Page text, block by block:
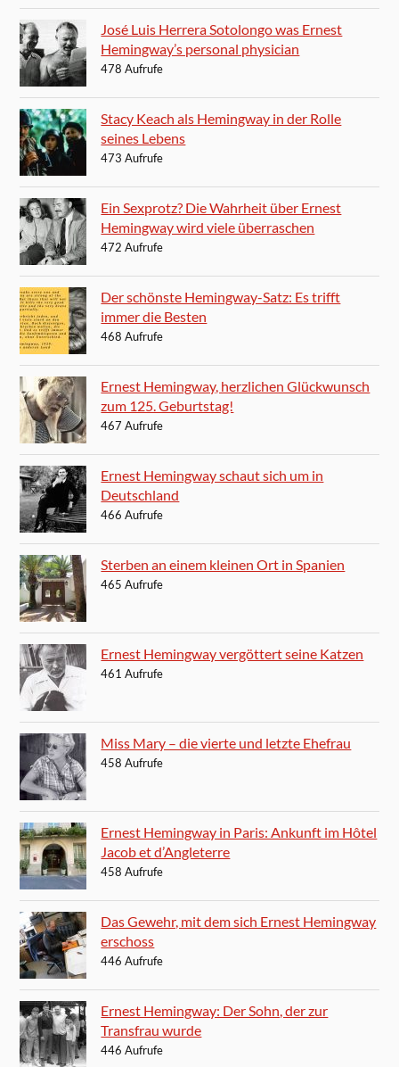
José Luis Herrera Sotolongo was Ernest
Hemingway’s personal physician
478 Aufrufe
Stacy Keach als Hemingway in der Rolle
seines Lebens
473 Aufrufe
Ein Sexprotz? Die Wahrheit über Ernest
Hemingway wird viele überraschen
472 Aufrufe
Der schönste Hemingway-Satz: Es trifft
immer die Besten
468 Aufrufe
Ernest Hemingway, herzlichen Glückwunsch
zum 125. Geburtstag!
467 Aufrufe
Ernest Hemingway schaut sich um in
Deutschland
466 Aufrufe
Sterben an einem kleinen Ort in Spanien
465 Aufrufe
Ernest Hemingway vergöttert seine Katzen
461 Aufrufe
Miss Mary – die vierte und letzte Ehefrau
458 Aufrufe
Ernest Hemingway in Paris: Ankunft im Hôtel
Jacob et d’Angleterre
458 Aufrufe
Das Gewehr, mit dem sich Ernest Hemingway
erschoss
446 Aufrufe
Ernest Hemingway: Der Sohn, der zur
Transfrau wurde
446 Aufrufe